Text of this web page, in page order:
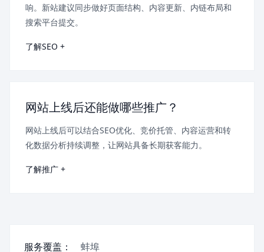
响。新站建议同步做好页面结构、内容更新、内链布局和
搜索平台提交。
了解SEO +
网站上线后还能做哪些推广？
网站上线后可以结合SEO优化、竞价托管、内容运营和转
化数据分析持续调整，让网站具备长期获客能力。
了解推广 +
服务覆盖： 蚌埠